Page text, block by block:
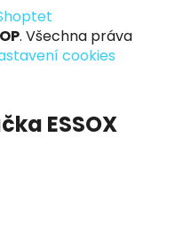
. Všechna práva
cookies
ESSOX